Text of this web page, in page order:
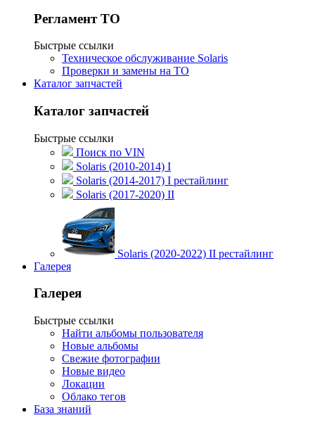
Регламент ТО
Быстрые ссылки
Техническое обслуживание Solaris
Проверки и замены на ТО
Каталог запчастей
Каталог запчастей
Быстрые ссылки
Поиск по VIN
Solaris (2010-2014) I
Solaris (2014-2017) I рестайлинг
Solaris (2017-2020) II
Solaris (2020-2022) II рестайлинг
Галерея
Галерея
Быстрые ссылки
Найти альбомы пользователя
Новые альбомы
Свежие фотографии
Новые видео
Локации
Облако тегов
База знаний